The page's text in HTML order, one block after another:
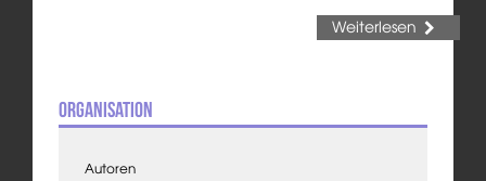
Weiterlesen
Organisation
Autoren